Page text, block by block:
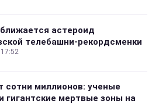
астероид
телебашни-рекордсменки
сотни миллионов: ученые
гигантские мертвые зоны на